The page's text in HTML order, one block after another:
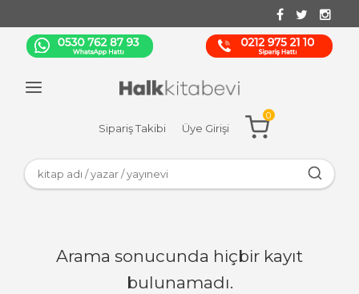
Sipariş Takibi Üye Girişi
0
Arama sonucunda hiçbir kayıt
bulunamadı.